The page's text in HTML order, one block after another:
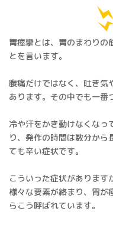
胃痙攣とは、胃のまわりの
とを言います。
腹痛だけではなく、吐き気
あります。その中でも一番
冷や汗をかき動けなくなっ
り、発作の時間は数分から
ても辛い症状です。
こういった症状があります
様々な要素が絡まり、胃が
らこう呼ばれています。